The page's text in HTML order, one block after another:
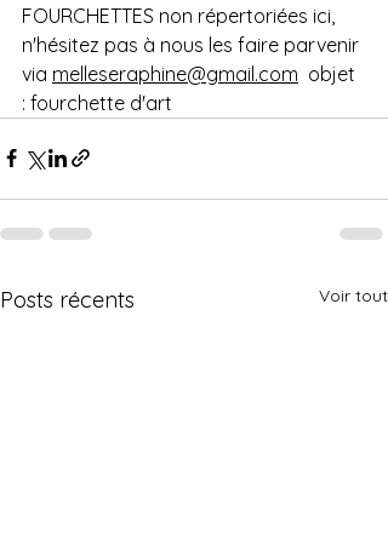
FOURCHETTES non répertoriées ici,
n'hésitez pas à nous les faire parvenir
via melleseraphine@gmail.com
  objet
: fourchette d'art
Posts récents Voir tout